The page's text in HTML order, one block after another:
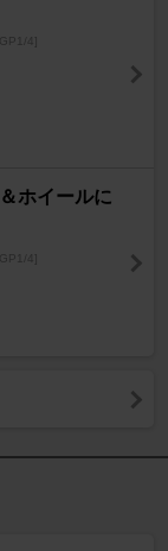
[GP1/4]
ホイールに
[GP1/4]